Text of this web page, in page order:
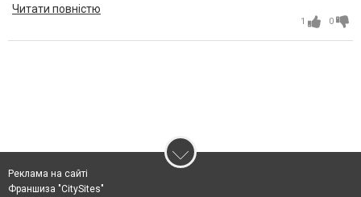
Читати повністю
1 0
Реклама на сайті
Франшиза "CitySites"